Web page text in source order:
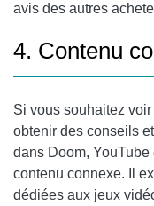
avis des autres
4. Contenu
Si vous souhaitez
obtenir des conseils
dans Doom,
contenu connexe. Il
dédiées aux jeux